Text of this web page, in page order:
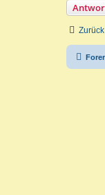
Zurück